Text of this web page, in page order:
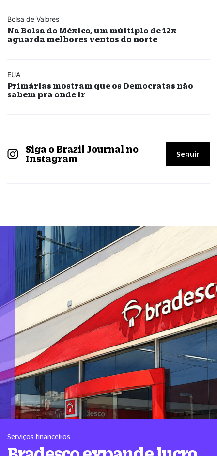
Bolsa de Valores
Na Bolsa do México, um múltiplo de 12x
aguarda melhores ventos do norte
EUA
Primárias mostram que os Democratas não
sabem pra onde ir
Siga o Brazil Journal no
Instagram
Seguir
Serviços financeiros